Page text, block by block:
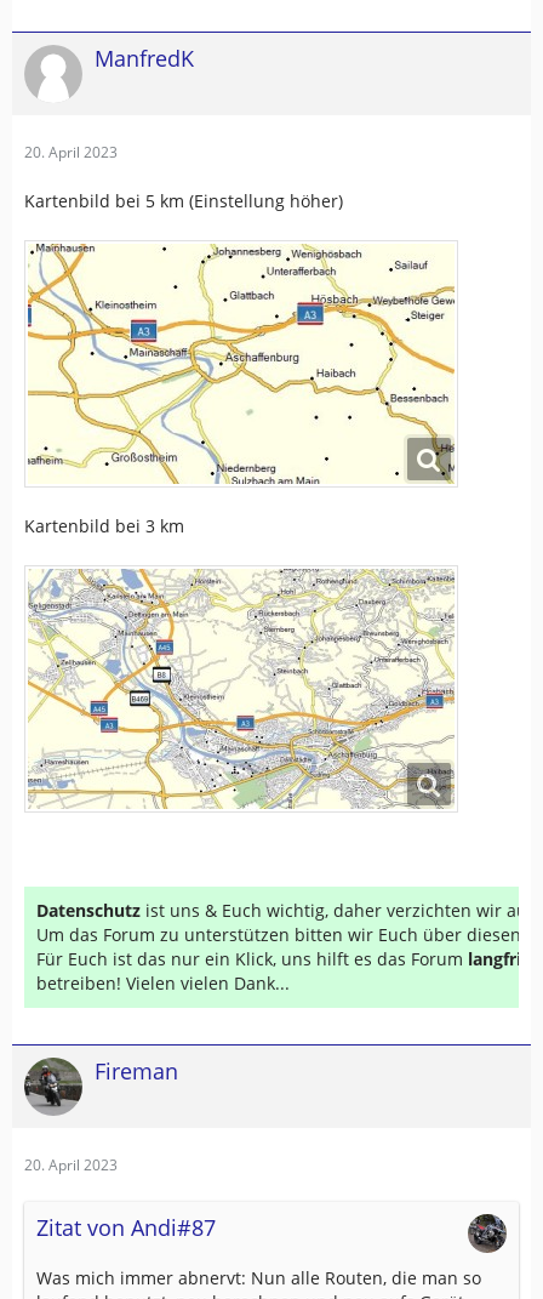
ManfredK
20. April 2023
Kartenbild bei 5 km (Einstellung höher)
Kartenbild bei 3 km
Datenschutz ist uns & Euch wichtig, daher verzichten wir auf
Um das Forum zu unterstützen bitten wir Euch über diesen
Für Euch ist das nur ein Klick, uns hilft es das Forum
betreiben! Vielen vielen Dank...
Fireman
20. April 2023
Zitat von Andi#87
Was mich immer abnervt: Nun alle Routen, die man so